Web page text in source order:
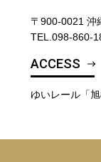
〒900-0021 沖
TEL. 098-860-
ACCESS
ゆいレール「